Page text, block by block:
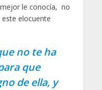
le conocía, no
elocuente
no te ha
que
de ella, y